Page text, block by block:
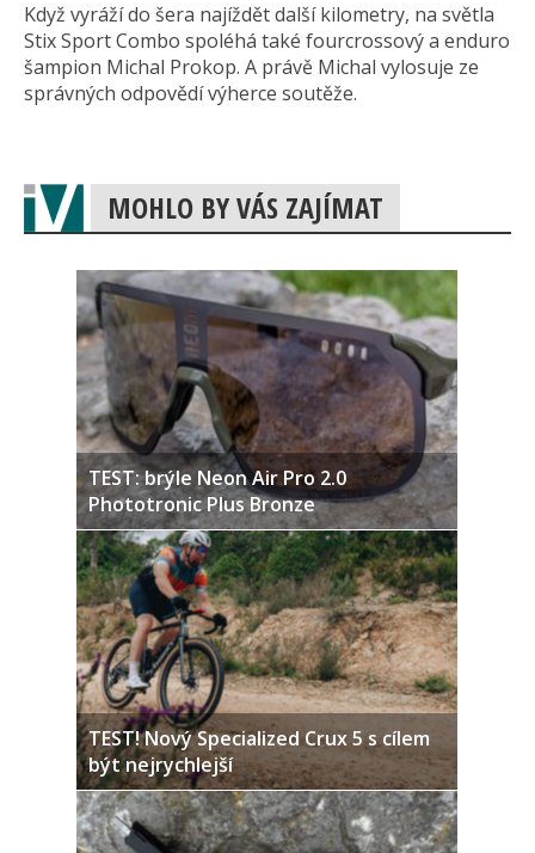
Když vyráží do šera najíždět další kilometry, na světla
Stix Sport Combo spoléhá také fourcrossový a enduro
šampion Michal Prokop. A právě Michal vylosuje ze
správných odpovědí výherce soutěže.
MOHLO BY VÁS ZAJÍMAT
TEST: brýle Neon Air Pro 2.0
Phototronic Plus Bronze
TEST! Nový Specialized Crux 5 s cílem
být nejrychlejší